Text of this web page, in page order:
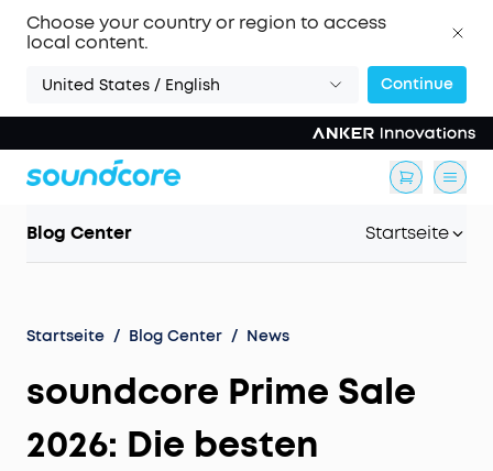
Choose your country or region to access
local content.
United States / English Continue
Blog Center Startseite
Startseite / Blog Center / News
soundcore Prime Sale
2026: Die besten